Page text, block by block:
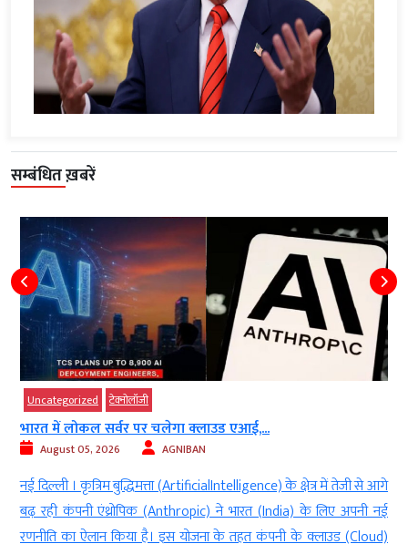
सम्बंधित ख़बरें
Uncategorized टेक्‍नोलॉजी
भारत में लोकल सर्वर पर चलेगा क्लाउड एआई,...
August 05, 2026 AGNIBAN
नई दिल्ली । कृत्रिम बुद्धिमत्ता (ArtificialIntelligence) के क्षेत्र में तेजी से आगे
बढ़ रही कंपनी एंथ्रोपिक (Anthropic) ने भारत (India) के लिए अपनी नई
रणनीति का ऐलान किया है। इस योजना के तहत कंपनी के क्लाउड (Cloud)